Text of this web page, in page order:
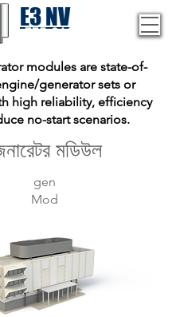
E3 NV
1-775-246-8111
modules are state-of-
generator sets or
high reliability, efficiency
no-start scenarios.
মডিউল
gen
Mod